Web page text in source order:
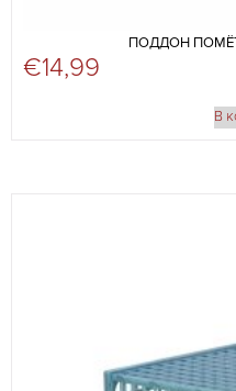
ПОДДОН
€14,99
В